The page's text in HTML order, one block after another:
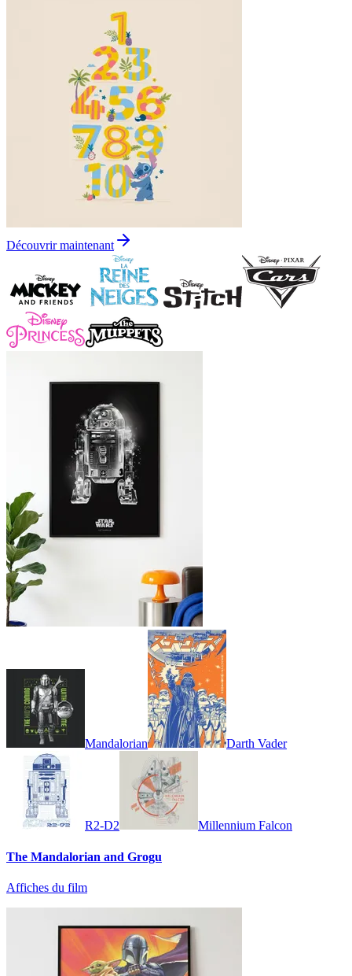
Découvrir maintenant
Mandalorian Darth Vader
R2-D2 Millennium Falcon
The Mandalorian and Grogu
Affiches du film